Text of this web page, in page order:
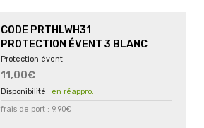
CODE PRTHLWH31
PROTECTION ÉVENT 3 BLANC
Protection évent
11,00€
en réappro.
frais de port : 9,90€